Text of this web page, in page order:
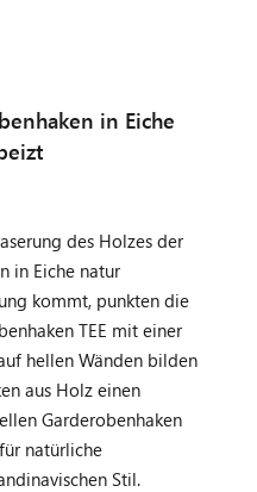
in Eiche
des Holzes der
in Eiche natur
kommt, punkten die
TEE mit einer
hellen Wänden bilden
aus Holz einen
Garderobenhaken
natürliche
Stil.